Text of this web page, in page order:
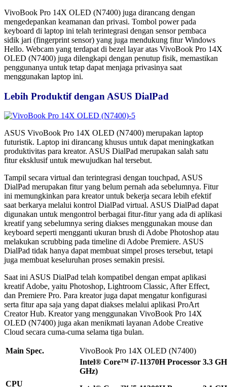
VivoBook Pro 14X OLED (N7400) juga dirancang dengan
mengedepankan keamanan dan privasi. Tombol power pada
keyboard di laptop ini telah terintegrasi dengan sensor pembaca
sidik jari (fingerprint sensor) yang juga mendukung fitur Windows
Hello. Webcam yang terdapat di bezel layar atas VivoBook Pro 14X
OLED (N7400) juga dilengkapi dengan penutup fisik, memastikan
penggunanya untuk tetap dapat menjaga privasinya saat
menggunakan laptop ini.
Lebih Produktif dengan ASUS DialPad
ASUS VivoBook Pro 14X OLED (N7400) merupakan laptop
futuristik. Laptop ini dirancang khusus untuk dapat meningkatkan
produktivitas para kreator. ASUS DialPad merupakan salah satu
fitur eksklusif untuk mewujudkan hal tersebut.
Tampil secara virtual dan terintegrasi dengan touchpad, ASUS
DialPad merupakan fitur yang belum pernah ada sebelumnya. Fitur
ini memungkinkan para kreator untuk bekerja secara lebih efektif
saat berkarya melalui kontrol DialPad virtual. ASUS DialPad dapat
digunakan untuk mengontrol berbagai fitur-fitur yang ada di aplikasi
kreatif yang sebelumnya sering diakses menggunakan mouse dan
keyboard seperti mengganti ukuran brush di Adobe Photoshop atau
melakukan scrubbing pada timeline di Adobe Premiere. ASUS
DialPad tidak hanya dapat membuat simpel proses tersebut, tetapi
juga membuat keseluruhan proses semakin presisi.
Saat ini ASUS DialPad telah kompatibel dengan empat aplikasi
kreatif Adobe, yaitu Photoshop, Lightroom Classic, After Effect,
dan Premiere Pro. Para kreator juga dapat mengatur konfigurasi
serta fitur apa saja yang dapat diakses melalui aplikasi ProArt
Creator Hub. Kreator yang menggunakan VivoBook Pro 14X
OLED (N7400) juga akan menikmati layanan Adobe Creative
Cloud secara cuma-cuma selama tiga bulan.
Main Spec. VivoBook Pro 14X OLED (N7400)
CPU
Intel® Core™ i7-11370H Processor 3.3
GHz)